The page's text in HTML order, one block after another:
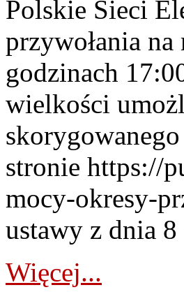
Polskie Sieci
przywołania
godzinach
wielkości
stronie https://
mocy-okresy-
ustawy z dnia
Więcej...